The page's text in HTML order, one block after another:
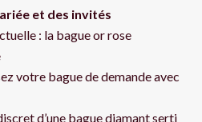
et des invités
: la bague or rose
votre bague de demande avec
d’une bague diamant serti